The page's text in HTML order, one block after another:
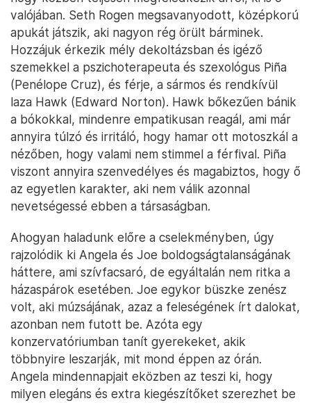
valójában. Seth Rogen megsavanyodott, középkorú
apukát játszik, aki nagyon rég örült bárminek.
Hozzájuk érkezik mély dekoltázsban és igéző
szemekkel a pszichoterapeuta és szexológus Piña
(Penélope Cruz), és férje, a sármos és rendkívül
laza Hawk (Edward Norton). Hawk bőkezűen bánik
a bókokkal, mindenre empatikusan reagál, ami már
annyira túlzó és irritáló, hogy hamar ott motoszkál a
nézőben, hogy valami nem stimmel a férfival. Piña
viszont annyira szenvedélyes és magabiztos, hogy ő
az egyetlen karakter, aki nem válik azonnal
nevetségessé ebben a társaságban.
Ahogyan haladunk előre a cselekményben, úgy
rajzolódik ki Angela és Joe boldogságtalanságának
háttere, ami szívfacsaró, de egyáltalán nem ritka a
házaspárok esetében. Joe egykor büszke zenész
volt, aki múzsájának, azaz a feleségének írt dalokat,
azonban nem futott be. Azóta egy
konzervatóriumban tanít gyerekeket, akik
többnyire leszarják, mit mond éppen az órán.
Angela mindennapjait eközben az teszi ki, hogy
milyen elegáns és extra kiegészítőket szerezhet be